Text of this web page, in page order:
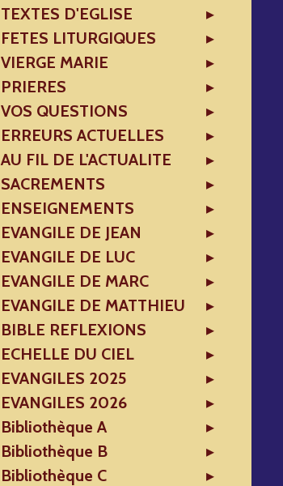
TEXTES D'EGLISE
FETES LITURGIQUES
VIERGE MARIE
PRIERES
VOS QUESTIONS
ERREURS ACTUELLES
AU FIL DE L'ACTUALITE
SACREMENTS
ENSEIGNEMENTS
EVANGILE DE JEAN
EVANGILE DE LUC
EVANGILE DE MARC
EVANGILE DE MATTHIEU
BIBLE REFLEXIONS
ECHELLE DU CIEL
EVANGILES 2025
EVANGILES 2026
Bibliothèque A
Bibliothèque B
Bibliothèque C